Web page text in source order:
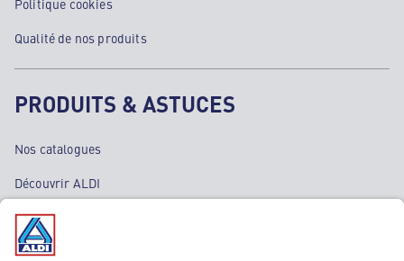
Politique cookies
Qualité de nos produits
PRODUITS & ASTUCES
Nos catalogues
Découvrir ALDI
Nos bons plans
Nos rayons